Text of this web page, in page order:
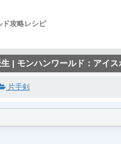
ド攻略レシピ
| モンハンワールド：アイス
片手剣